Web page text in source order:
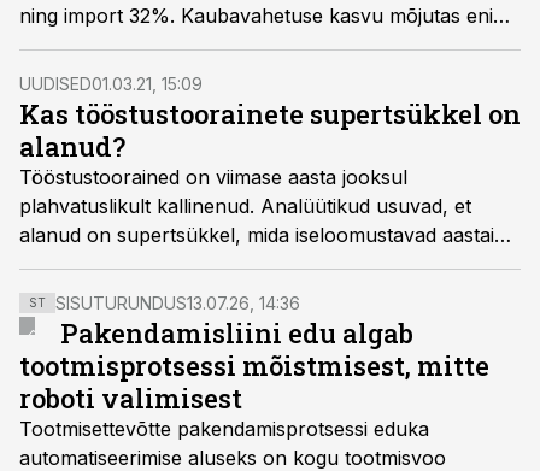
ning import 32%. Kaubavahetuse kasvu mõjutas enim
mineraalsete toodete, puidu ja puittoodete ning metalli
ja metalltoodete ekspordi ning impordi suurenemine.
UUDISED01.03.21, 15:09
Kas tööstustoorainete supertsükkel on
alanud?
Tööstustoorained on viimase aasta jooksul
plahvatuslikult kallinenud. Analüütikud usuvad, et
alanud on supertsükkel, mida iseloomustavad aastaid
kestvad defitsiidid ning hinnatõus.
ST SISUTURUNDUS13.07.26, 14:36
Pakendamisliini edu algab
tootmisprotsessi mõistmisest, mitte
roboti valimisest
Tootmisettevõtte pakendamisprotsessi eduka
automatiseerimise aluseks on kogu tootmisvoo